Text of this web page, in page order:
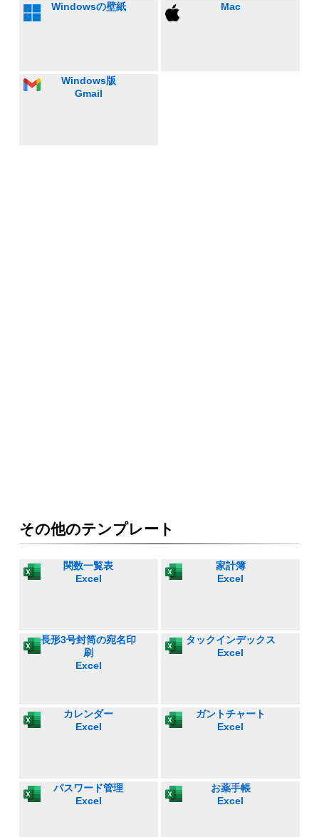
Windowsの壁紙 Mac
Windows版
Gmail
その他のテンプレート
関数一覧表
Excel
家計簿
Excel
長形3号封筒の宛名印
刷
Excel
タックインデックス
Excel
カレンダー
Excel
ガントチャート
Excel
パスワード管理
Excel
お薬手帳
Excel